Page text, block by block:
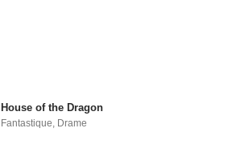
House of the Dragon
Fantastique, Drame